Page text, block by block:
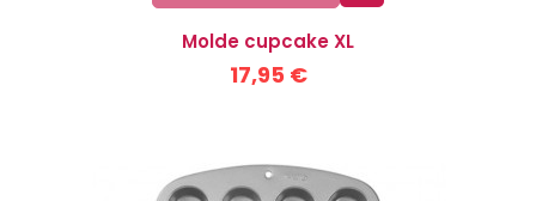
Molde cupcake XL
17,95 €